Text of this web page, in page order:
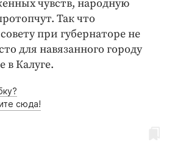
чувств, народную
Так что
при губернаторе не
для навязанного городу
в Калуге.
сюда!